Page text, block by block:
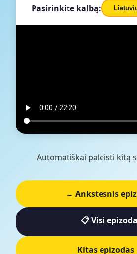
Pasirinkite kalbą:
Automatiškai paleisti kitą
← Ankstesnis
📋 Visi
Kitas epizodas